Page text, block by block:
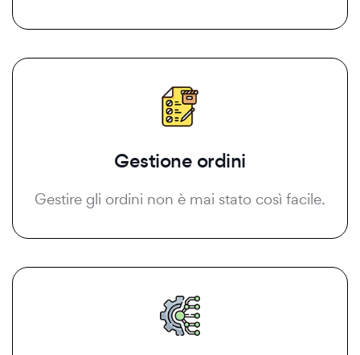
Gestione ordini
Gestire gli ordini non è mai stato così facile.